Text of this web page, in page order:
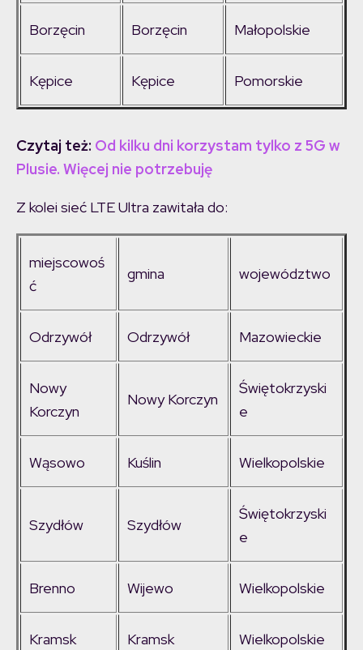
Borzęcin Borzęcin Małopolskie
Kępice Kępice Pomorskie
Czytaj też: Od kilku dni korzystam tylko z 5G w
Plusie. Więcej nie potrzebuję
Z kolei sieć LTE Ultra zawitała do:
miejscowoś
ć
gmina województwo
Odrzywół Odrzywół Mazowieckie
Nowy
Korczyn
Nowy Korczyn
Świętokrzyski
e
Wąsowo Kuślin Wielkopolskie
Szydłów Szydłów
Świętokrzyski
e
Brenno Wijewo Wielkopolskie
Kramsk Kramsk Wielkopolskie